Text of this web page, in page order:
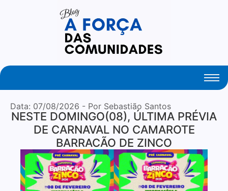
Your Daily Source of Fresh Articles
Data: 07/08/2026 - Por Sebastião Santos
NESTE DOMINGO(08), ÚLTIMA PRÉVIA
DE CARNAVAL NO CAMAROTE
BARRACÃO DE ZINCO